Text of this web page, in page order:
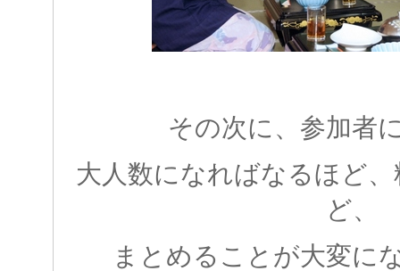
その次に、参加者
大人数になればなるほど
ど、
まとめることが大変に